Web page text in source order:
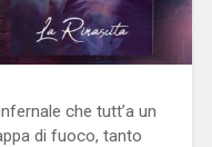
che tutt’a un
di fuoco, tanto